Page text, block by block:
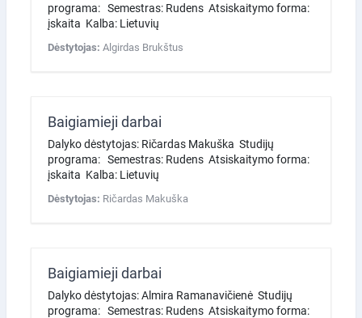
programa: Semestras: Rudens Atsiskaitymo forma:
įskaita Kalba: Lietuvių
Dėstytojas: Algirdas Brukštus
Baigiamieji darbai
Dalyko dėstytojas: Ričardas Makuška Studijų
programa: Semestras: Rudens Atsiskaitymo forma:
įskaita Kalba: Lietuvių
Dėstytojas: Ričardas Makuška
Baigiamieji darbai
Dalyko dėstytojas: Almira Ramanavičienė Studijų
programa: Semestras: Rudens Atsiskaitymo forma: